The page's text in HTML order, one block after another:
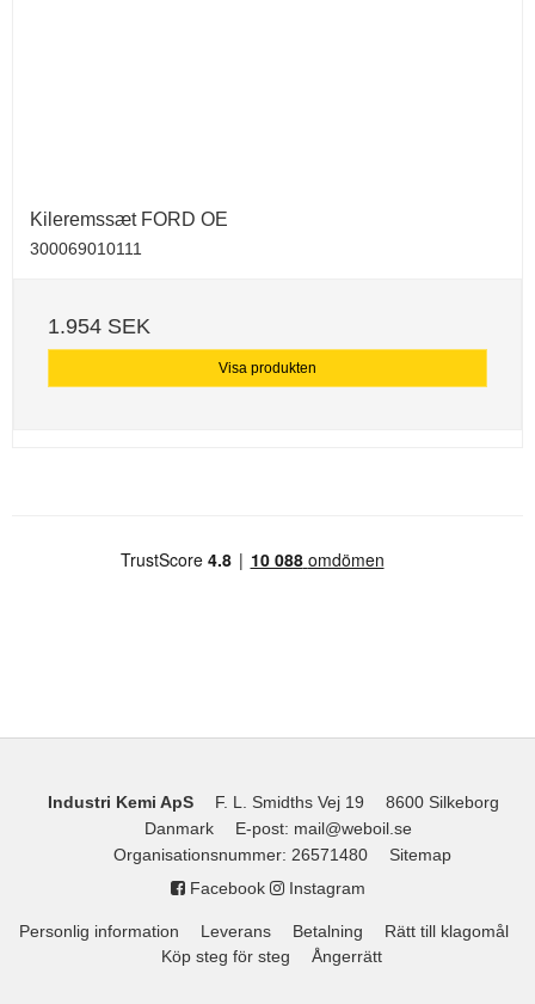
Kileremssæt FORD OE
300069010111
1.954 SEK
Visa produkten
Industri Kemi ApS F. L. Smidths Vej 19
8600 Silkeborg
Danmark
E-post: mail@weboil.se
Organisationsnummer: 26571480
Sitemap
Facebook
Instagram
Personlig information Leverans Betalning
Rätt till klagomål
Köp steg för steg
Ångerrätt